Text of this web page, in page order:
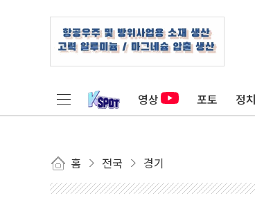
영상 포토 정치
홈 전국 경기